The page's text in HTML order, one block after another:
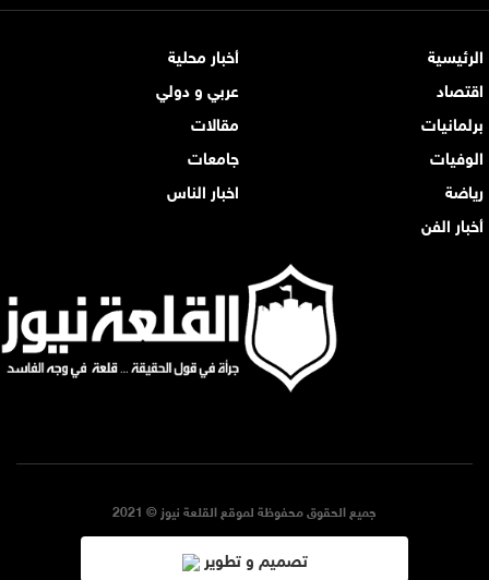
الرئيسية
أخبار محلية
اقتصاد
عربي و دولي
برلمانيات
مقالات
الوفيات
جامعات
رياضة
اخبار الناس
أخبار الفن
جميع الحقوق محفوظة لموقع القلعة نيوز © 2021
تصميم و تطوير